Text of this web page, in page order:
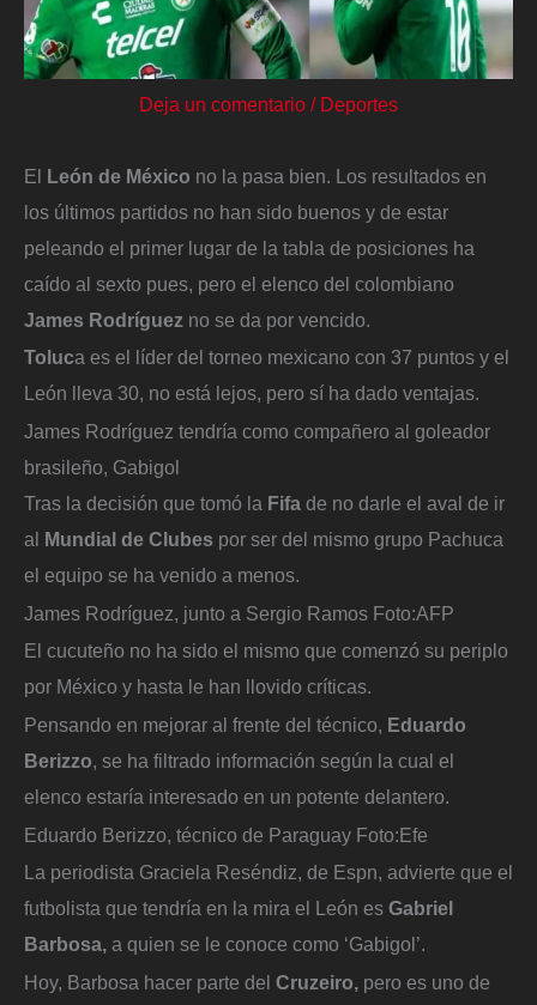
Deja un comentario / Deportes
El León de México no la pasa bien. Los resultados en
los últimos partidos no han sido buenos y de estar
peleando el primer lugar de la tabla de posiciones ha
caído al sexto pues, pero el elenco del colombiano
James Rodríguez no se da por vencido.
Toluca es el líder del torneo mexicano con 37 puntos y el
León lleva 30, no está lejos, pero sí ha dado ventajas.
James Rodríguez tendría como compañero al goleador
brasileño, Gabigol
Tras la decisión que tomó la Fifa de no darle el aval de ir
al Mundial de Clubes por ser del mismo grupo Pachuca
el equipo se ha venido a menos.
James Rodríguez, junto a Sergio Ramos Foto:AFP
El cucuteño no ha sido el mismo que comenzó su periplo
por México y hasta le han llovido críticas.
Pensando en mejorar al frente del técnico, Eduardo
Berizzo, se ha filtrado información según la cual el
elenco estaría interesado en un potente delantero.
Eduardo Berizzo, técnico de Paraguay Foto:Efe
La periodista Graciela Reséndiz, de Espn, advierte que el
futbolista que tendría en la mira el León es Gabriel
Barbosa, a quien se le conoce como ‘Gabigol’.
Hoy, Barbosa hacer parte del Cruzeiro, pero es uno de